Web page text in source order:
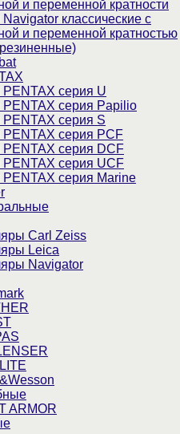
и переменной кратности
классические с
и переменной кратностью
PENTAX серия U
PENTAX серия Papilio
PENTAX серия S
PENTAX серия PCF
PENTAX серия DCF
PENTAX серия UCF
PENTAX серия Marine
Carl Zeiss
Leica
Navigator
ARMOR